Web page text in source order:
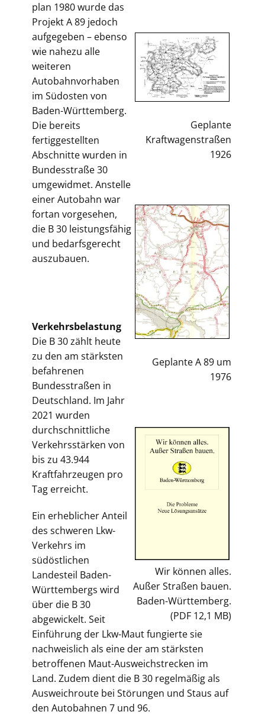
Geplante
Kraftwagenstraßen
1926
Geplante A 89 um
1976
Wir können alles.
Außer Straßen bauen.
Baden-Württemberg.
(PDF 12,1 MB)
plan 1980 wurde das
Projekt A 89 jedoch
aufgegeben – ebenso
wie nahezu alle
weiteren
Autobahnvorhaben
im Südosten von
Baden-Württemberg.
Die bereits
fertiggestellten
Abschnitte wurden in
Bundesstraße 30
umgewidmet. Anstelle
einer Autobahn war
fortan vorgesehen,
die B 30 leistungsfähig
und bedarfsgerecht
auszubauen.
Verkehrsbelastung
Die B 30 zählt heute
zu den am stärksten
befahrenen
Bundesstraßen in
Deutschland. Im Jahr
2021 wurden
durchschnittliche
Verkehrsstärken von
bis zu 43.944
Kraftfahrzeugen pro
Tag erreicht.
Ein erheblicher Anteil
des schweren Lkw-
Verkehrs im
südöstlichen
Landesteil Baden-
Württembergs wird
über die B 30
abgewickelt. Seit
Einführung der Lkw-Maut fungierte sie
nachweislich als eine der am stärksten
betroffenen Maut-Ausweichstrecken im
Land. Zudem dient die B 30 regelmäßig als
Ausweichroute bei Störungen und Staus auf
den Autobahnen 7 und 96.